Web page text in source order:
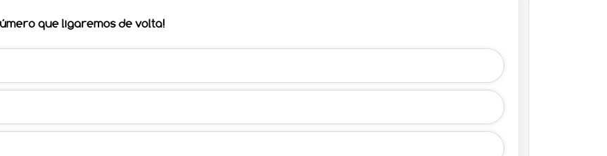
que ligaremos de volta!